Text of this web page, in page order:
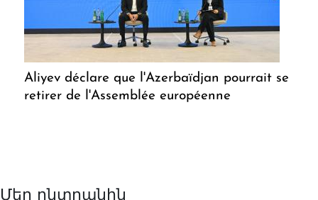
Aliyev déclare que l'Azerbaïdjan pourrait se
retirer de l'Assemblée européenne
Մեր ընտրանին